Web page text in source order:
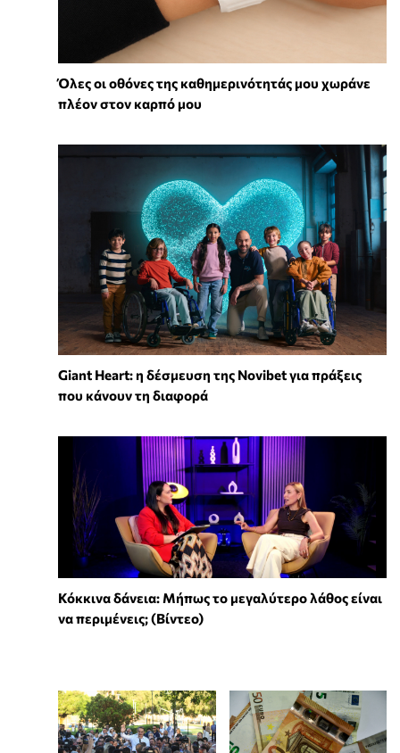
Όλες οι οθόνες της καθημερινότητάς μου χωράνε
πλέον στον καρπό μου
Giant Heart: η δέσμευση της Novibet για πράξεις
που κάνουν τη διαφορά
Κόκκινα δάνεια: Μήπως το μεγαλύτερο λάθος είναι
να περιμένεις; (Βίντεο)